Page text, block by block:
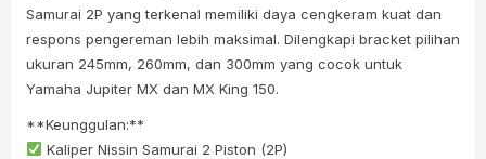
Samurai 2P yang terkenal memiliki daya cengkeram kuat dan
respons pengereman lebih maksimal. Dilengkapi bracket pilihan
ukuran 245mm, 260mm, dan 300mm yang cocok untuk
Yamaha Jupiter MX dan MX King 150.
**Keunggulan:**
Kaliper Nissin Samurai 2 Piston (2P)